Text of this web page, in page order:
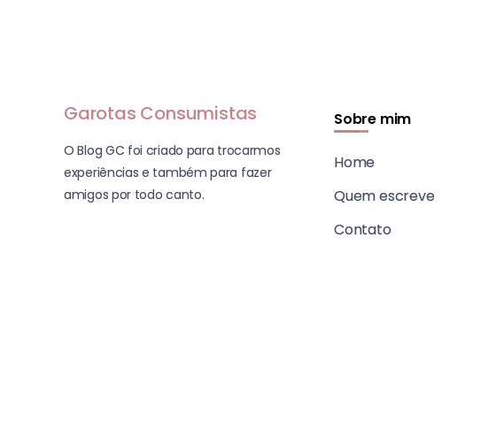
Garotas Consumistas
O Blog GC foi criado para trocarmos
experiências e também para fazer
amigos por todo canto.
Sobre mim
Home
Quem escreve
Contato